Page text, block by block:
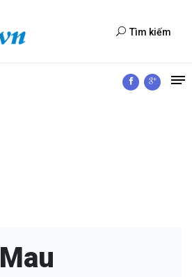
Tìm kiếm